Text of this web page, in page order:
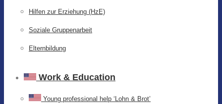
Hilfen zur Erziehung (HzE)
Soziale Gruppenarbeit
Elternbildung
Work & Education
Young professional help ‘Lohn & Brot’